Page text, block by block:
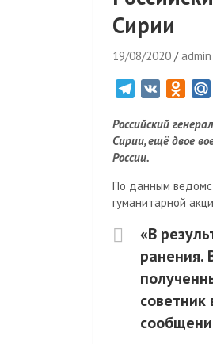
Сирии
19/08/2020 admin
l
e
g
r
a
n
o
l
a
s
n
i
k
i
Российский
Сирии, ещё двое
России.
По данным
гуманитарной
«В
ранения.